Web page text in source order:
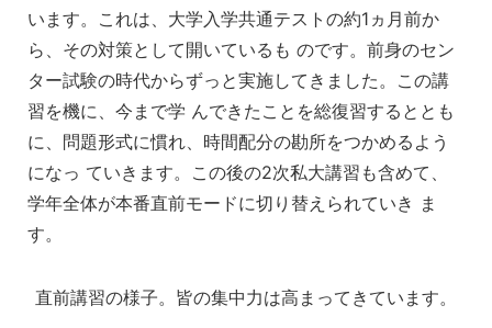
います。これは、大学入学共通テストの約1ヵ月前か
ら、その対策として開いているも のです。前身のセン
ター試験の時代からずっと実施してきました。この講
習を機に、今まで学 んできたことを総復習するととも
に、問題形式に慣れ、時間配分の勘所をつかめるよう
になっ ていきます。この後の2次私大講習も含めて、
学年全体が本番直前モードに切り替えられていき ま
す。
直前講習の様子。皆の集中力は高まってきています。